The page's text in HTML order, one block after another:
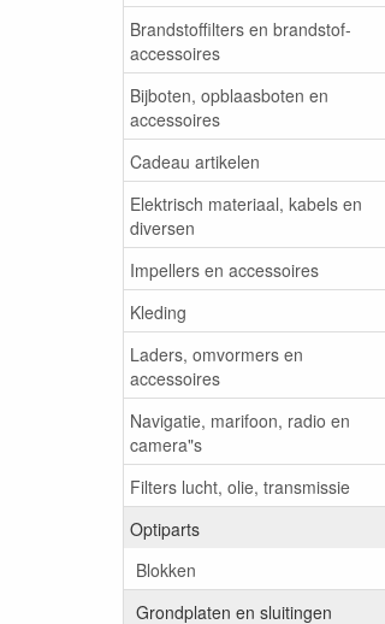
Brandstoffilters en brandstof-
accessoires
Bijboten, opblaasboten en
accessoires
Cadeau artikelen
Elektrisch materiaal, kabels en
diversen
Impellers en accessoires
Kleding
Laders, omvormers en
accessoires
Navigatie, marifoon, radio en
camera"s
Filters lucht, olie, transmissie
Optiparts
Blokken
Grondplaten en sluitingen